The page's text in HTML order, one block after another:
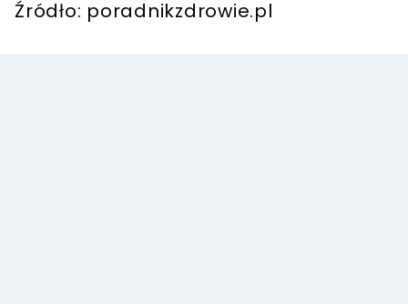
Źródło: poradnikzdrowie.pl